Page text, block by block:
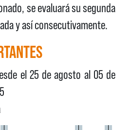
se evaluará su segunda
y así consecutivamente.
el 25 de agosto al 05 de